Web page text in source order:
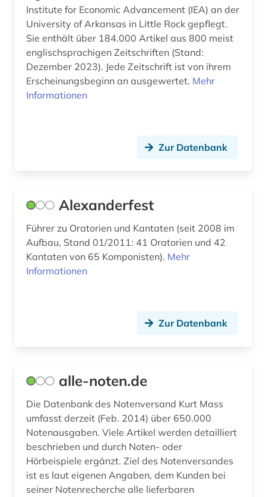
digitalisat (1)
digitalisierung (3)
diskografie (1)
drittes reich (2)
dynastie (1)
dänemark (1)
elektronische zeitschrift (2)
elektronisches buch (2)
englisch (2)
epistulae (1)
Institute for Economic Advancement (IEA) an der
University of Arkansas in Little Rock gepflegt.
Sie enthält über 184.000 Artikel aus 800 meist
englischsprachigen Zeitschriften (Stand:
Dezember 2023). Jede Zeitschrift ist von ihrem
Erscheinungsbeginn an ausgewertet. Mehr
Informationen
Zur Datenbank
Alexanderfest
Führer zu Oratorien und Kantaten (seit 2008 im
Aufbau, Stand 01/2011: 41 Oratorien und 42
Kantaten von 65 Komponisten). Mehr
Informationen
Zur Datenbank
alle-noten.de
Die Datenbank des Notenversand Kurt Mass
umfasst derzeit (Feb. 2014) über 650.000
Notenausgaben. Viele Artikel werden detailliert
beschrieben und durch Noten- oder
Hörbeispiele ergänzt. Ziel des Notenversandes
ist es laut eigenen Angaben, dem Kunden bei
seiner Notenrecherche alle lieferbaren